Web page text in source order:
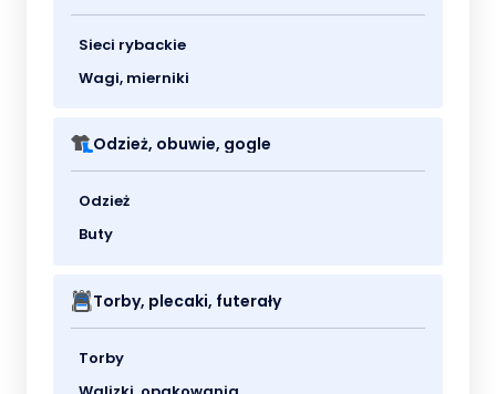
Sieci rybackie
Wagi, mierniki
Odzież, obuwie, gogle
Odzież
Buty
Torby, plecaki, futerały
Torby